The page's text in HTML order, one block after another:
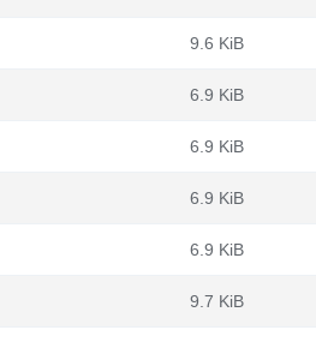
9.6 KiB
6.9 KiB
6.9 KiB
6.9 KiB
6.9 KiB
9.7 KiB